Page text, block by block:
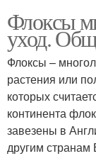
Флоксы
уход.
Флоксы –
растения или
которых
континента
завезены в
другим